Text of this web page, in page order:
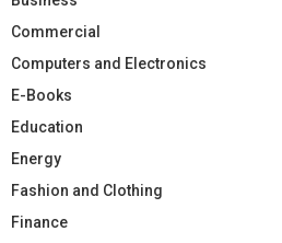
Commercial
Computers and Electronics
E-Books
Education
Energy
Fashion and Clothing
Finance